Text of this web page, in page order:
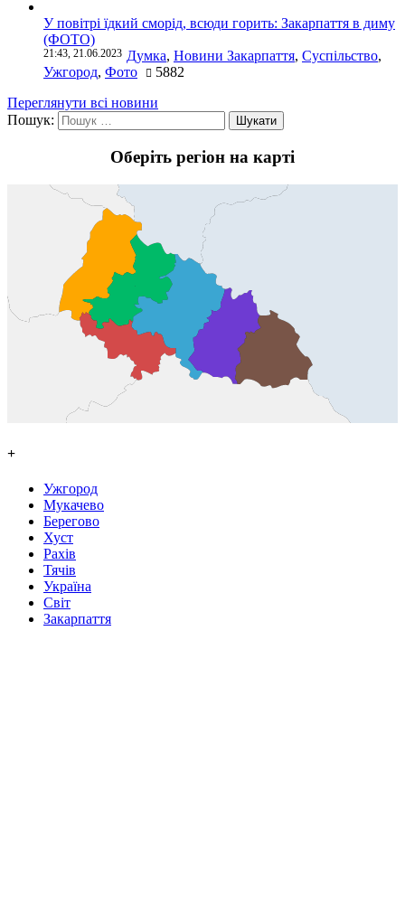
У повітрі їдкий сморід, всюди горить: Закарпаття в диму
(ФОТО)
21:43, 21.06.2023 Думка, Новини Закарпаття, Суспільство,
Ужгород, Фото
5882
Переглянути всі новини
Пошук:
Оберіть регіон на карті
+
Ужгород
Мукачево
Берегово
Хуст
Рахів
Тячів
Україна
Світ
Закарпаття